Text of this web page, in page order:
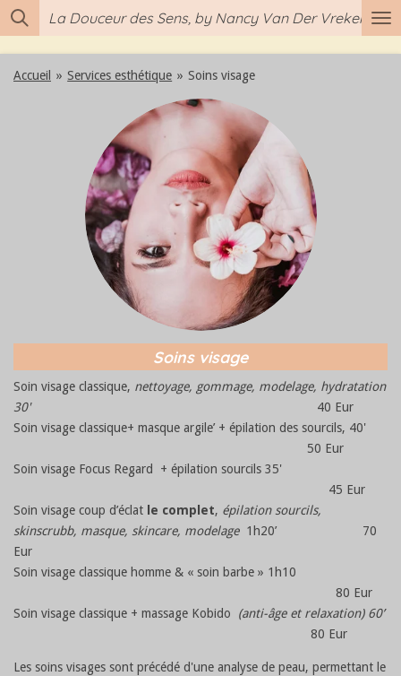
Passer
au
principal
La Douceur des Sens, by Nancy Van Der Vreken
Accueil » Services esthétique » Soins visage
Soins visage
Soin visage classique, nettoyage, gommage, modelage, hydratation
30'
40 Eur
Soin visage classique+ masque argile’ + épilation des sourcils, 40'
50 Eur
Soin visage Focus Regard + épilation sourcils 35'
45 Eur
Soin visage coup d’éclat le complet, épilation sourcils,
skinscrubb, masque, skincare, modelage1h20’ 70
Eur
Soin visage classique homme & « soin barbe » 1h10
80 Eur
Soin visage classique + massage Kobido (anti-âge et relaxation) 60’
80 Eur
Les soins visages sont précédé d'une analyse de peau, permettant le